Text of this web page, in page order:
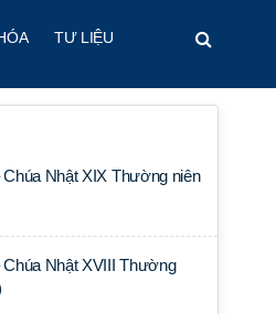
TƯ LIỆU
Nhật XIX Thường niên
Nhật XVIII Thường